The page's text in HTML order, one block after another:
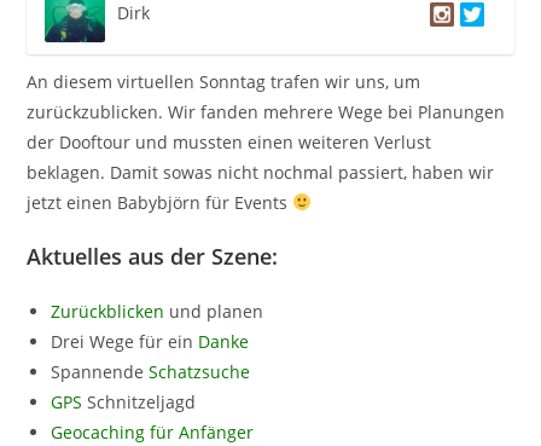
Dirk
An diesem virtuellen Sonntag trafen wir uns, um
zurückzublicken. Wir fanden mehrere Wege bei Planungen
der Dooftour und mussten einen weiteren Verlust
beklagen. Damit sowas nicht nochmal passiert, haben wir
jetzt einen Babybjörn für Events
Aktuelles aus der Szene:
Zurückblicken und planen
Drei Wege für ein Danke
SpannendeSchatzsuche
GPS Schnitzeljagd
Geocaching für Anfänger